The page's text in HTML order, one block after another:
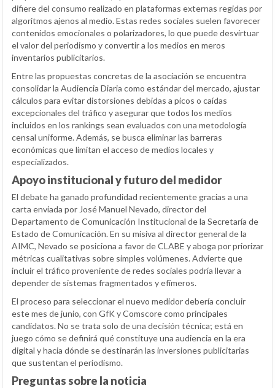
difiere del consumo realizado en plataformas externas regidas por
algoritmos ajenos al medio. Estas redes sociales suelen favorecer
contenidos emocionales o polarizadores, lo que puede desvirtuar
el valor del periodismo y convertir a los medios en meros
inventarios publicitarios.
Entre las propuestas concretas de la asociación se encuentra
consolidar la Audiencia Diaria como estándar del mercado, ajustar
cálculos para evitar distorsiones debidas a picos o caídas
excepcionales del tráfico y asegurar que todos los medios
incluidos en los rankings sean evaluados con una metodología
censal uniforme. Además, se busca eliminar las barreras
económicas que limitan el acceso de medios locales y
especializados.
Apoyo institucional y futuro del medidor
El debate ha ganado profundidad recientemente gracias a una
carta enviada por José Manuel Nevado, director del
Departamento de Comunicación Institucional de la Secretaría de
Estado de Comunicación. En su misiva al director general de la
AIMC, Nevado se posiciona a favor de CLABE y aboga por priorizar
métricas cualitativas sobre simples volúmenes. Advierte que
incluir el tráfico proveniente de redes sociales podría llevar a
depender de sistemas fragmentados y efímeros.
El proceso para seleccionar el nuevo medidor debería concluir
este mes de junio, con GfK y Comscore como principales
candidatos. No se trata solo de una decisión técnica; está en
juego cómo se definirá qué constituye una audiencia en la era
digital y hacia dónde se destinarán las inversiones publicitarias
que sustentan el periodismo.
Preguntas sobre la noticia